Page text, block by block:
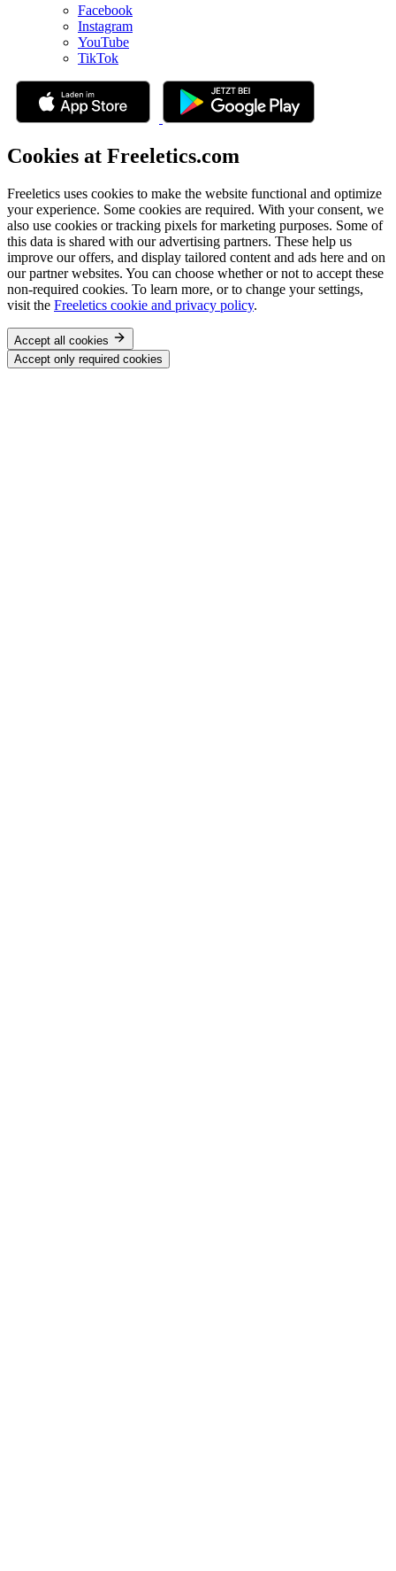
Facebook
Instagram
YouTube
TikTok
Cookies at Freeletics.com
Freeletics uses cookies to make the website functional and optimize
your experience. Some cookies are required. With your consent, we
also use cookies or tracking pixels for marketing purposes. Some of
this data is shared with our advertising partners. These help us
improve our offers, and display tailored content and ads here and on
our partner websites. You can choose whether or not to accept these
non-required cookies. To learn more, or to change your settings,
visit the Freeletics cookie and privacy policy.
Accept all cookies
Accept only required cookies